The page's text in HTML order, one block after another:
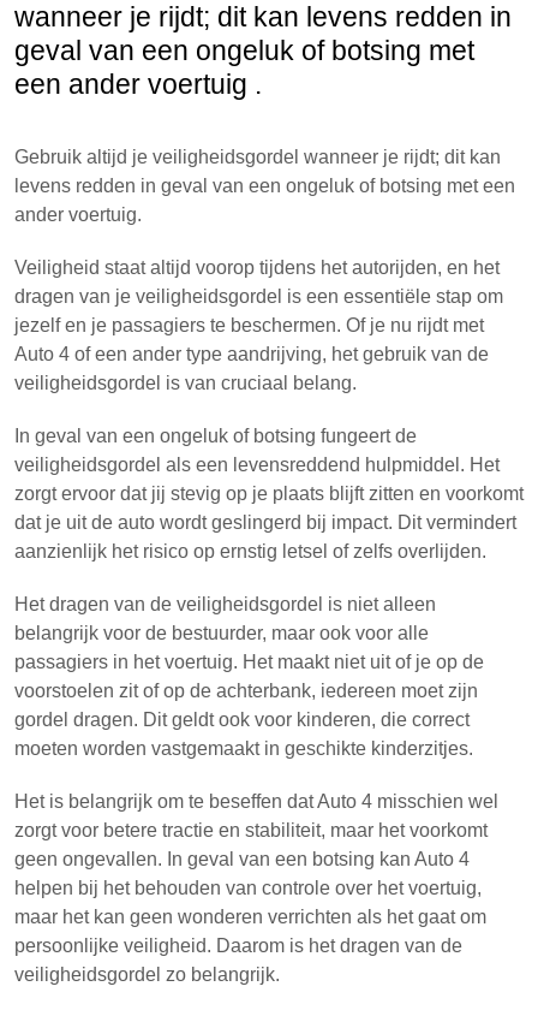
wanneer je rijdt; dit kan levens redden in
geval van een ongeluk of botsing met
een ander voertuig .
Gebruik altijd je veiligheidsgordel wanneer je rijdt; dit kan
levens redden in geval van een ongeluk of botsing met een
ander voertuig.
Veiligheid staat altijd voorop tijdens het autorijden, en het
dragen van je veiligheidsgordel is een essentiële stap om
jezelf en je passagiers te beschermen. Of je nu rijdt met
Auto 4 of een ander type aandrijving, het gebruik van de
veiligheidsgordel is van cruciaal belang.
In geval van een ongeluk of botsing fungeert de
veiligheidsgordel als een levensreddend hulpmiddel. Het
zorgt ervoor dat jij stevig op je plaats blijft zitten en voorkomt
dat je uit de auto wordt geslingerd bij impact. Dit vermindert
aanzienlijk het risico op ernstig letsel of zelfs overlijden.
Het dragen van de veiligheidsgordel is niet alleen
belangrijk voor de bestuurder, maar ook voor alle
passagiers in het voertuig. Het maakt niet uit of je op de
voorstoelen zit of op de achterbank, iedereen moet zijn
gordel dragen. Dit geldt ook voor kinderen, die correct
moeten worden vastgemaakt in geschikte kinderzitjes.
Het is belangrijk om te beseffen dat Auto 4 misschien wel
zorgt voor betere tractie en stabiliteit, maar het voorkomt
geen ongevallen. In geval van een botsing kan Auto 4
helpen bij het behouden van controle over het voertuig,
maar het kan geen wonderen verrichten als het gaat om
persoonlijke veiligheid. Daarom is het dragen van de
veiligheidsgordel zo belangrijk.